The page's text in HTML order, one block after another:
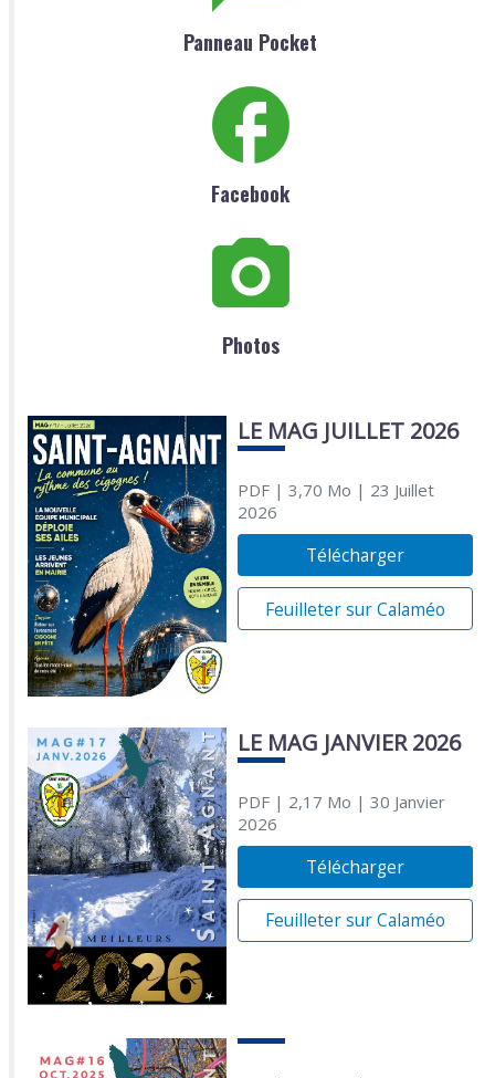
Panneau Pocket
Facebook
Photos
LE MAG JUILLET 2026
PDF| 3,70 Mo | 23 Juillet
2026
Télécharger
Feuilleter sur Calaméo
LE MAG JANVIER 2026
PDF| 2,17 Mo | 30 Janvier
2026
Télécharger
Feuilleter sur Calaméo